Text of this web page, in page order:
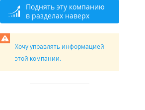
Поднять эту компанию
в разделах наверх
Хочу управлять информацией
этой компании.